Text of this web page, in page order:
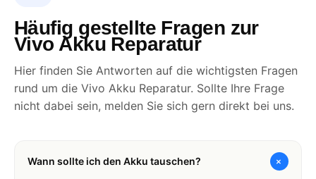
Häufig gestellte Fragen zur
Vivo Akku Reparatur
Hier finden Sie Antworten auf die wichtigsten Fragen
rund um die Vivo Akku Reparatur. Sollte Ihre Frage
nicht dabei sein, melden Sie sich gern direkt bei uns.
Wann sollte ich den Akku tauschen? +